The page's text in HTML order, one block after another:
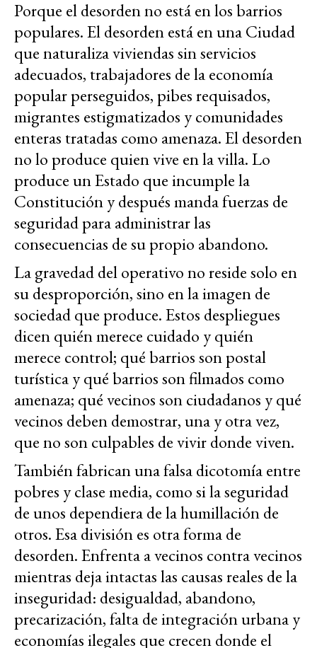
Porque el desorden no está en los barrios
populares. El desorden está en una Ciudad
que naturaliza viviendas sin servicios
adecuados, trabajadores de la economía
popular perseguidos, pibes requisados,
migrantes estigmatizados y comunidades
enteras tratadas como amenaza. El desorden
no lo produce quien vive en la villa. Lo
produce un Estado que incumple la
Constitución y después manda fuerzas de
seguridad para administrar las
consecuencias de su propio abandono.
La gravedad del operativo no reside solo en
su desproporción, sino en la imagen de
sociedad que produce. Estos despliegues
dicen quién merece cuidado y quién
merece control; qué barrios son postal
turística y qué barrios son filmados como
amenaza; qué vecinos son ciudadanos y qué
vecinos deben demostrar, una y otra vez,
que no son culpables de vivir donde viven.
También fabrican una falsa dicotomía entre
pobres y clase media, como si la seguridad
de unos dependiera de la humillación de
otros. Esa división es otra forma de
desorden. Enfrenta a vecinos contra vecinos
mientras deja intactas las causas reales de la
inseguridad: desigualdad, abandono,
precarización, falta de integración urbana y
economías ilegales que crecen donde el